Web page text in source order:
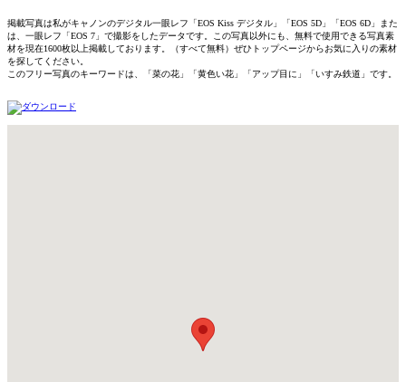
掲載写真は私がキャノンのデジタル一眼レフ「EOS Kiss デジタル」「EOS 5D」「EOS 6D」また
は、一眼レフ「EOS 7」で撮影をしたデータです。この写真以外にも、無料で使用できる写真素
材を現在1600枚以上掲載しております。（すべて無料）ぜひトップページからお気に入りの素材
を探してください。
このフリー写真のキーワードは、「菜の花」「黄色い花」「アップ目に」「いすみ鉄道」です。